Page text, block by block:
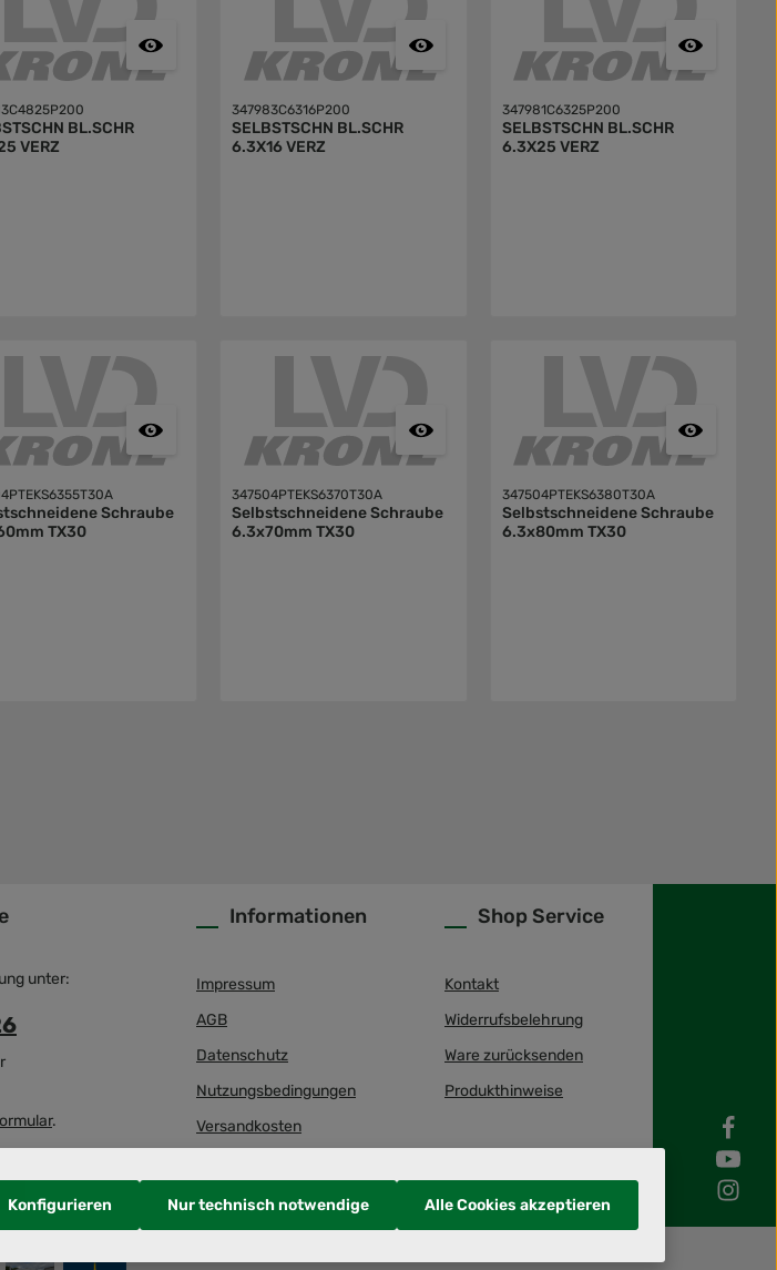
BL.SCHR
VERZ
347983C6316P200
SELBSTSCHN BL.SCHR
6.3X16 VERZ
347981C6325P200
SELBSTSCHN BL.SCHR
6.3X25 VERZ
Schraube
TX30
347504PTEKS6370T30A
Selbstschneidene Schraube
6.3x70mm TX30
347504PTEKS6380T30A
Selbstschneidene Schraube
6.3x80mm TX30
unter:
.
Informationen
Impressum
AGB
Datenschutz
Nutzungsbedingungen
Versandkosten
Shop Service
Kontakt
Widerrufsbelehrung
Ware zurücksenden
Produkthinweise
Nur technisch notwendige
Konfigurieren Alle Cookies akzeptieren